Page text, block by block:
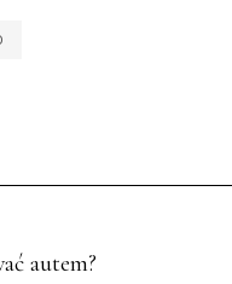
autem?